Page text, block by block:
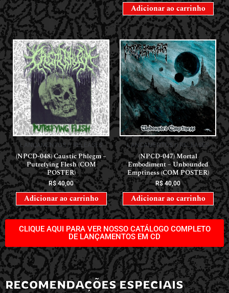
Adicionar ao carrinho
LANÇAMENTOS // RELEASES
(NPCD-048) Caustic Phlegm –
Putrefying Flesh (COM
POSTER)
R$ 40,00
Adicionar ao carrinho
LANÇAMENTOS // RELEASES
(NPCD-047) Mortal
Embodiment – Unbounded
Emptiness (COM POSTER)
R$40,00
Adicionar ao carrinho
CLIQUE AQUI PARA VER NOSSO CATÁLOGO COMPLETO
DE LANÇAMENTOS EM CD
RECOMENDAÇÕES ESPECIAIS